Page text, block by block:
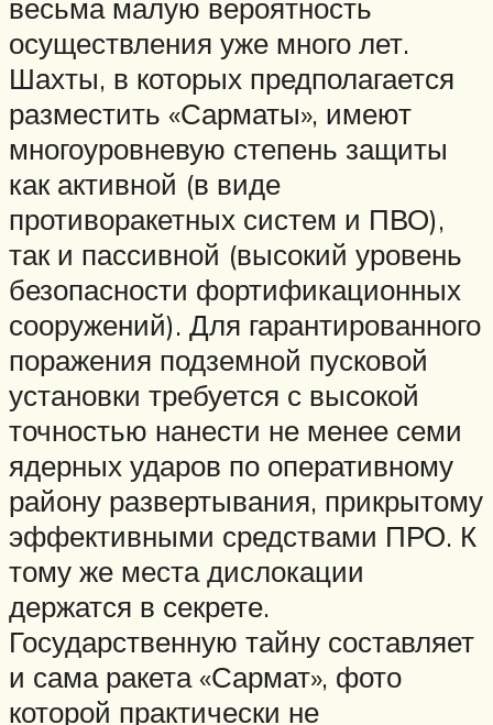
весьма малую вероятность
осуществления уже много лет.
Шахты, в которых предполагается
разместить «Сарматы», имеют
многоуровневую степень защиты
как активной (в виде
противоракетных систем и ПВО),
так и пассивной (высокий уровень
безопасности фортификационных
сооружений). Для гарантированного
поражения подземной пусковой
установки требуется с высокой
точностью нанести не менее семи
ядерных ударов по оперативному
району развертывания, прикрытому
эффективными средствами ПРО. К
тому же места дислокации
держатся в секрете.
Государственную тайну составляет
и сама ракета «Сармат», фото
которой практически не